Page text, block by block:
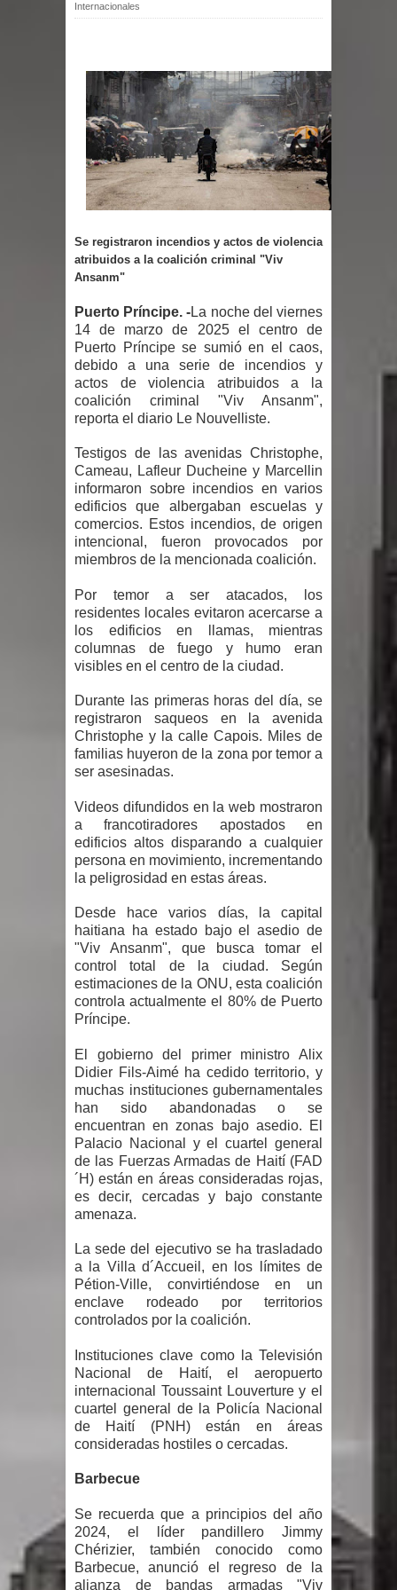
Abel Martínez llama a los
dominicanos a unirse para sacar al
PRM del Gobierno
Tres detenidos tras detectarse una
Ayuntamiento de Santiago
nuevas autoridades
El expresidente peruano Ollanta
Humala queda en libertad tras la
lavado
DIGEIG y Liga Municipal Dominicana
impulsan nuevas metas de
transparencia a través SISMAP
municipal
La Fiscalía de Bolivia ordena la
detención del expresidente Evo
Morales
Calor extremo para este jueves en
gran parte del territorio nacional
Miles de marroquíes cruzan la
España
TC declara inconstitucional decreto
sobre horarios de venta de alcohol
Congreso
Presidente LMD Víctor D´Aza
supervisa obra relleno sanitario y se
reúne con alcalde San Cristóbal
muertos
Heridos y edificios colapsados tras
Poder Ejecutivo promulga
modificaciones al nuevo Código Penal
Diputado Félix Michell Rodríguez
reveló que con Presupuesto
Complementario gobierno endeuda
país con 3,500 millones de dólares
Internacionales
Se registraron incendios y actos de violencia
atribuidos a la coalición criminal "Viv
Ansanm"
Puerto Príncipe. -La noche del viernes
14 de marzo de 2025 el centro de
Puerto Príncipe se sumió en el caos,
debido a una serie de incendios y
actos de violencia atribuidos a la
coalición criminal "Viv Ansanm",
reporta el diario Le Nouvelliste.
Testigos de las avenidas Christophe,
Cameau, Lafleur Ducheine y Marcellin
informaron sobre incendios en varios
edificios que albergaban escuelas y
comercios. Estos incendios, de origen
intencional, fueron provocados por
miembros de la mencionada coalición.
Por temor a ser atacados, los
residentes locales evitaron acercarse a
los edificios en llamas, mientras
columnas de fuego y humo eran
visibles en el centro de la ciudad.
Durante las primeras horas del día, se
registraron saqueos en la avenida
Christophe y la calle Capois. Miles de
familias huyeron de la zona por temor a
ser asesinadas.
Videos difundidos en la web mostraron
a francotiradores apostados en
edificios altos disparando a cualquier
persona en movimiento, incrementando
la peligrosidad en estas áreas.
Desde hace varios días, la capital
haitiana ha estado bajo el asedio de
"Viv Ansanm", que busca tomar el
control total de la ciudad. Según
estimaciones de la ONU, esta coalición
controla actualmente el 80% de Puerto
Príncipe.
El gobierno del primer ministro Alix
Didier Fils-Aimé ha cedido territorio, y
muchas instituciones gubernamentales
han sido abandonadas o se
encuentran en zonas bajo asedio. El
Palacio Nacional y el cuartel general
de las Fuerzas Armadas de Haití (FAD
´H) están en áreas consideradas rojas,
es decir, cercadas y bajo constante
amenaza.
La sede del ejecutivo se ha trasladado
a la Villa d´Accueil, en los límites de
Pétion-Ville, convirtiéndose en un
enclave rodeado por territorios
controlados por la coalición.
Instituciones clave como la Televisión
Nacional de Haití, el aeropuerto
internacional Toussaint Louverture y el
cuartel general de la Policía Nacional
de Haití (PNH) están en áreas
consideradas hostiles o cercadas.
Barbecue
Se recuerda que a principios del año
2024, el líder pandillero Jimmy
Chérizier, también conocido como
Barbecue, anunció el regreso de la
alianza de bandas armadas "Viv